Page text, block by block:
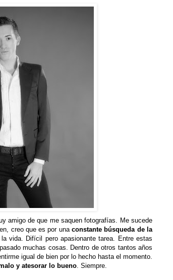
amigo de que me saquen fotografías. Me sucede
creo que es por unaconstante búsqueda de la
vida. Difícil pero apasionante tarea. Entre estas
muchas cosas. Dentro de otros tantos años
igual de bien por lo hecho hasta el momento.
y atesorar lo bueno . Siempre.